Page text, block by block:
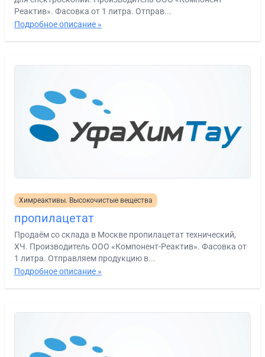
Реактив». Фасовка от 1 литра. Отправ...
Подробное описание »
Химреактивы. Высокочистые вещества
пропилацетат
Продаём со склада в Москве пропилацетат технический,
ХЧ. Производитель ООО «Компонент-Реактив». Фасовка от
1 литра. Отправляем продукцию в...
Подробное описание »